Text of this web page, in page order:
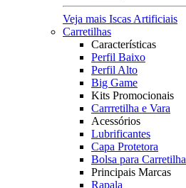
Veja mais Iscas Artificiais
Carretilhas
Características
Perfil Baixo
Perfil Alto
Big Game
Kits Promocionais
Carrretilha e Vara
Acessórios
Lubrificantes
Capa Protetora
Bolsa para Carretilha
Principais Marcas
Rapala